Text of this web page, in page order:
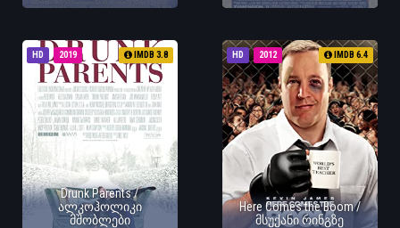
HD 2019 IMDB 3.8
Drunk Parents /
ალკოჰოლიკი
მშობლები
HD 2012 IMDB 6.4
Here Comes the Boom /
მსუქანი რინგზე